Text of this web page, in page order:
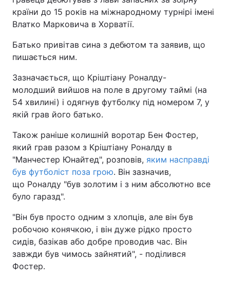
країни до 15 років на міжнародному турнірі імені
Влатко Марковича в Хорватії.
Батько привітав сина з дебютом та заявив, що
пишається ним.
Зазначається, що Кріштіану Роналду-
молодший вийшов на поле в другому таймі (на
54 хвилині) і одягнув футболку під номером 7, у
якій грав його батько.
Також раніше колишній воротар Бен Фостер,
який грав разом з Кріштіану Роналду в
"Манчестер Юнайтед", розповів, яким насправді
був футболіст поза грою. Він зазначив,
що Роналду "був золотим і з ним абсолютно все
було гаразд".
"Він був просто одним з хлопців, але він був
робочою конячкою, і він дуже рідко просто
сидів, базікав або добре проводив час. Він
завжди був чимось зайнятий", - поділився
Фостер.